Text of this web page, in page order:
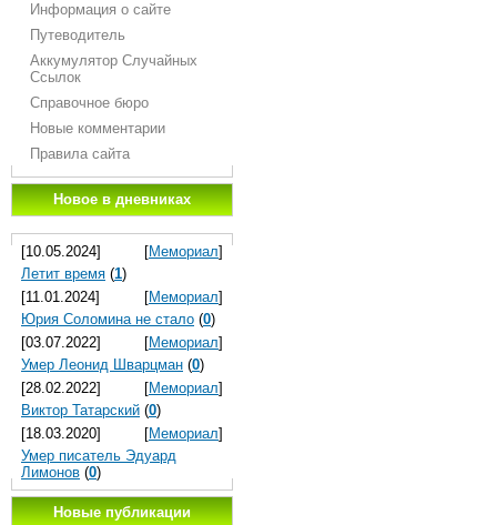
Информация о сайте
Путеводитель
Аккумулятор Случайных
Ссылок
Справочное бюро
Новые комментарии
Правила сайта
Новое в дневниках
[10.05.2024] [Мемориал]
Летит время (1)
[11.01.2024]
[Мемориал]
Юрия Соломина не стало (0)
[03.07.2022]
[Мемориал]
Умер Леонид Шварцман (0)
[28.02.2022]
[Мемориал]
Виктор Татарский (0)
[18.03.2020]
[Мемориал]
Умер писатель Эдуард
Лимонов (0)
Новые публикации